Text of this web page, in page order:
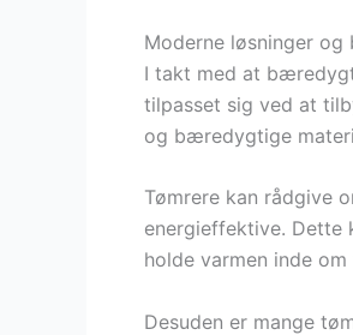
Moderne løsninger
I takt med at
tilpasset sig ved at
og bæredygtige
Tømrere kan rådgive
energieffektive. Dette
holde varmen inde
Desuden er mange